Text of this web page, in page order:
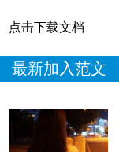
点击下载文档
最新加入范文